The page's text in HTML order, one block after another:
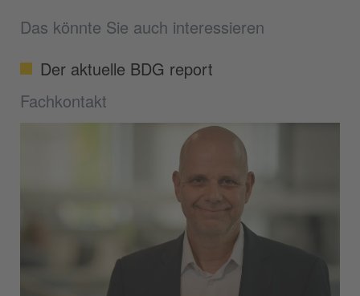
Das könnte Sie auch interessieren
Der aktuelle BDG report
Fachkontakt